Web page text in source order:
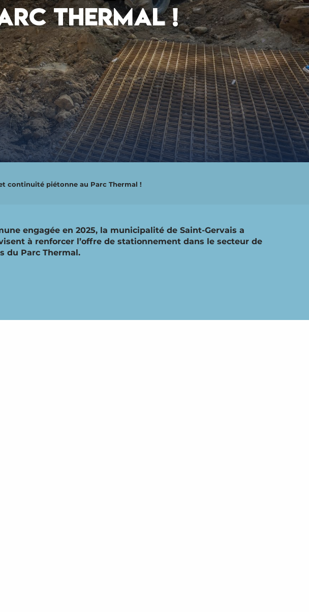
THERMAL !
continuité piétonne au Parc Thermal !
engagée en 2025, la municipalité de Saint-Gervais a
à renforcer l’offre de stationnement dans le secteur de
du Parc Thermal.